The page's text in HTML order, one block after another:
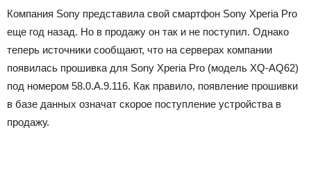
Компания Sony представила свой смартфон Sony Xperia Pro
еще год назад. Но в продажу он так и не поступил. Однако
теперь источники сообщают, что на серверах компании
появилась прошивка для Sony Xperia Pro (модель XQ-AQ62)
под номером 58.0.A.9.116. Как правило, появление прошивки
в базе данных означат скорое поступление устройства в
продажу.